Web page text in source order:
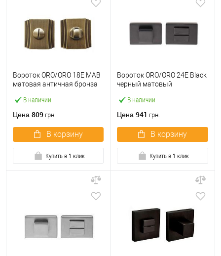
В наличии
Вороток ORO/ORO 18E МАВ
матовая античная бронза
Цена 809 грн.
В корзину
Купить в 1 клик
В наличии
Вороток ORO/ORO 24E Black
черный матовый
Цена 941 грн.
В корзину
Купить в 1 клик